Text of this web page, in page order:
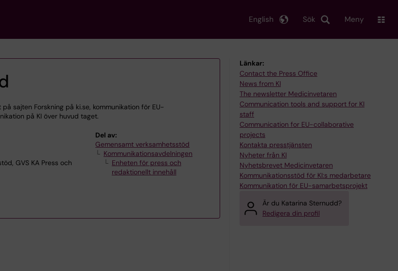
Sök
English Meny
sajten Forskning på ki.se, kommunikation för EU-
på KI över huvud taget.
GVS KA Press och
Del av:
Gemensamt verksamhetsstöd
Kommunikationsavdelningen
Enheten för press och
redaktionellt innehåll
Länkar:
Contact the Press Office
News from KI
The newsletter Medicinvetaren
Communication tools and support for KI
staff
Communication for EU-collaborative
projects
Kontakta presstjänsten
Nyheter från KI
Nyhetsbrevet Medicinvetaren
Kommunikationsstöd för KI:s medarbetare
Kommunikation för EU-samarbetsprojekt
Är du Katarina Sternudd?
Redigera din profil